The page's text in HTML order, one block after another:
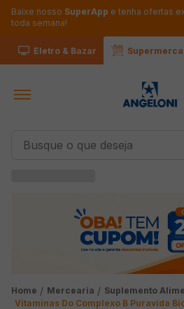
Baixe nosso SuperApp e tenha ofertas
toda semana!
Eletro & Bazar
Mercearia
Suplemento
Vitaminas Do Complexo B Puravida